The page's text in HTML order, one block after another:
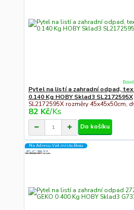
Pytel na listí a zahradní odpad,
0.140 Kg HOBY Sklad3 SL2172595X
SL2172595X rozměry 45x45x50cm,
82 Kč/Ks
Do košíku
Na Adresu,Výd.místo,Boxu